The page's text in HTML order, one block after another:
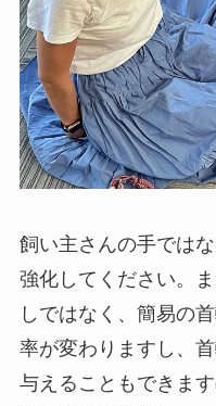
飼い主さんの手では
強化してください。
しではなく、簡易の
率が変わりますし、
与えることもできま